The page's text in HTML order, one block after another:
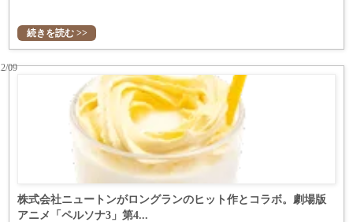
続きを読む >>
株式会社ニュートンがロングランのヒット作とコラボ。劇場版
アニメ「ペルソナ3」第4...
09